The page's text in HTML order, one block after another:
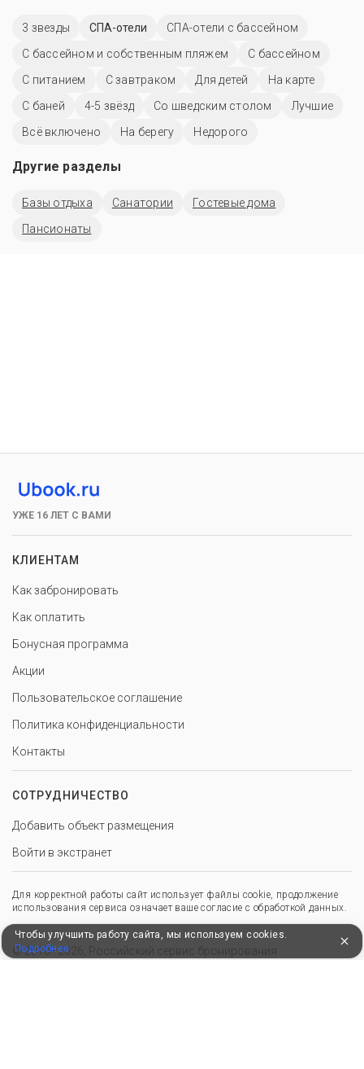
3 звезды СПА-отели
СПА-отели с бассейном
С бассейном и собственным пляжем
C бассейном
С питанием
С завтраком Для детей
На карте
С баней
4-5 звёзд Со шведским столом
Лучшие
Всё включено
На берегу Недорого
Другие разделы
Базы отдыха Санатории
Гостевые дома
Пансионаты
УЖЕ 16 ЛЕТ С ВАМИ
КЛИЕНТАМ
Как забронировать
Как оплатить
Бонусная программа
Акции
Пользовательское соглашение
Политика конфиденциальности
Контакты
СОТРУДНИЧЕСТВО
Добавить объект размещения
Войти в экстранет
Для корректной работы сайт использует файлы cookie, продолжение
использования сервиса означает ваше согласие с обработкой данных.
© 2010–2026, Российский сервис бронирования
Чтобы улучшить работу сайта, мы используем cookies.
Подробнее